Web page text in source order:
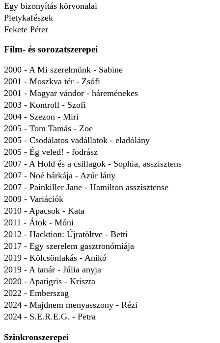
Egy bizonyítás körvonalai
Pletykafészek
Fekete Péter
Film- és sorozatszerepei
2000 - A Mi szerelmünk - Sabine
2001 - Moszkva tér - Zsófi
2001 - Magyar vándor - háreménekes
2003 - Kontroll - Szofi
2004 - Szezon - Miri
2005 - Tom Tamás - Zoe
2005 - Csodálatos vadállatok - eladólány
2005 - Ég veled! - fodrász
2007 - A Hold és a csillagok - Sophia, asszisztens
2007 - Noé bárkája - Azúr lány
2007 - Painkiller Jane - Hamilton asszisztense
2009 - Variációk
2010 - Apacsok - Kata
2011 - Átok - Móni
2012 - Hacktion: Újratöltve - Betti
2017 - Egy szerelem gasztronómiája
2019 - Kölcsönlakás - Anikó
2019 - A tanár - Júlia anyja
2020 - Apatigris - Kriszta
2022 - Emberszag
2024 - Majdnem menyasszony - Rézi
2024 - S.E.R.E.G. - Petra
Szinkronszerepei